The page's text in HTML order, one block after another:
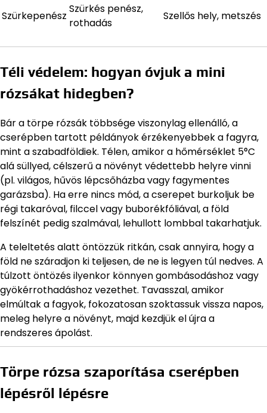
Szürkepenész
Szürkés penész,
rothadás
Szellős hely, metszés
Téli védelem: hogyan óvjuk a mini
rózsákat hidegben?
Bár a törpe rózsák többsége viszonylag ellenálló, a
cserépben tartott példányok érzékenyebbek a fagyra,
mint a szabadföldiek. Télen, amikor a hőmérséklet 5°C
alá süllyed, célszerű a növényt védettebb helyre vinni
(pl. világos, hűvös lépcsőházba vagy fagymentes
garázsba). Ha erre nincs mód, a cserepet burkoljuk be
régi takaróval, filccel vagy buborékfóliával, a föld
felszínét pedig szalmával, lehullott lombbal takarhatjuk.
A teleltetés alatt öntözzük ritkán, csak annyira, hogy a
föld ne száradjon ki teljesen, de ne is legyen túl nedves. A
túlzott öntözés ilyenkor könnyen gombásodáshoz vagy
gyökérrothadáshoz vezethet. Tavasszal, amikor
elmúltak a fagyok, fokozatosan szoktassuk vissza napos,
meleg helyre a növényt, majd kezdjük el újra a
rendszeres ápolást.
Törpe rózsa szaporítása cserépben
lépésről lépésre